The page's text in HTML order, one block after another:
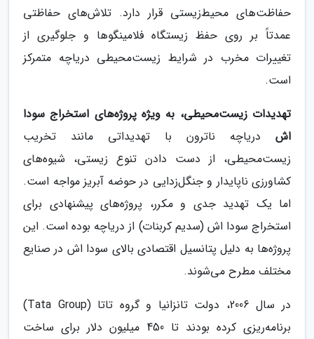
حفاظت‌های محیط‌زیستی قرار دارد. تلاش‌های حفاظتی
عمدتاً بر روی حفظ زیستگاه فلامینگوها و جلوگیری از
تغییرات مخرب در شرایط زیست‌محیطی دریاچه متمرکز
است.
تهدیدات زیست‌محیطی، به ویژه پروژه‌های استخراج سودا
اش دریاچه ناترون با تهدیداتی مانند تخریب
زیست‌محیطی، از دست دادن تنوع زیستی، شیوه‌های
کشاورزی ناپایدار و جنگل‌زدایی در حوضه آبریز مواجه است.
اما یک تهدید جدی و مکرر، پروژه‌های پیشنهادی برای
استخراج سودا اش (سدیم کربنات) از دریاچه بوده است. این
پروژه‌ها به دلیل پتانسیل اقتصادی بالای سودا اش در صنایع
مختلف مطرح می‌شوند.
در سال 2006، دولت تانزانیا و گروه تاتا (Tata Group)
برنامه‌ریزی کرده بودند تا 450 میلیون دلار برای ساخت